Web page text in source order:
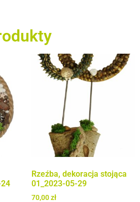
Rzeźba, dekoracja stojąca
01_2023-05-29
70,00zł